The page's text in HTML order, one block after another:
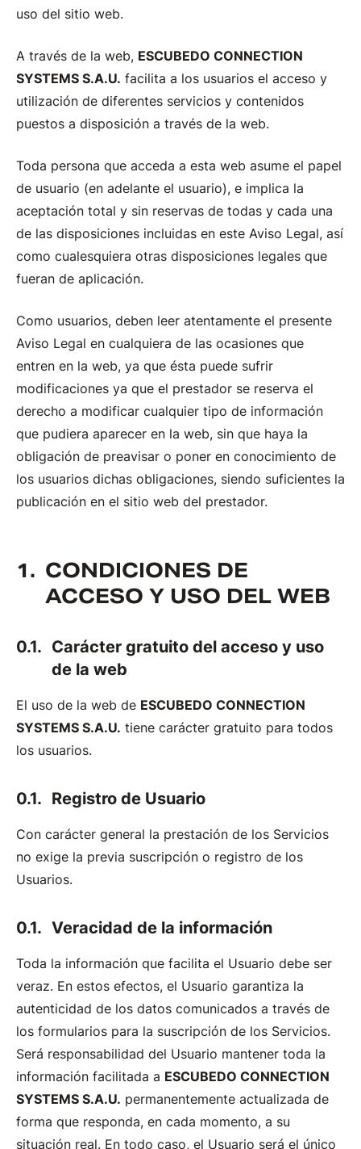
uso del sitio web.
A través de la web, ESCUBEDO CONNECTION
SYSTEMS S.A.U. facilita a los usuarios el acceso y
utilización de diferentes servicios y contenidos
puestos a disposición a través de la web.
Toda persona que acceda a esta web asume el papel
de usuario (en adelante el usuario), e implica la
aceptación total y sin reservas de todas y cada una
de las disposiciones incluidas en este Aviso Legal, así
como cualesquiera otras disposiciones legales que
fueran de aplicación.
Como usuarios, deben leer atentamente el presente
Aviso Legal en cualquiera de las ocasiones que
entren en la web, ya que ésta puede sufrir
modificaciones ya que el prestador se reserva el
derecho a modificar cualquier tipo de información
que pudiera aparecer en la web, sin que haya la
obligación de preavisar o poner en conocimiento de
los usuarios dichas obligaciones, siendo suficientes la
publicación en el sitio web del prestador.
CONDICIONES DE
ACCESO Y USO DEL WEB
Carácter gratuito del acceso y uso
de la web
El uso de la web de ESCUBEDO CONNECTION
SYSTEMS S.A.U. tiene carácter gratuito para todos
los usuarios.
Registro de Usuario
Con carácter general la prestación de los Servicios
no exige la previa suscripción o registro de los
Usuarios.
Veracidad de la información
Toda la información que facilita el Usuario debe ser
veraz. En estos efectos, el Usuario garantiza la
autenticidad de los datos comunicados a través de
los formularios para la suscripción de los Servicios.
Será responsabilidad del Usuario mantener toda la
información facilitada a ESCUBEDO CONNECTION
SYSTEMS S.A.U. permanentemente actualizada de
forma que responda, en cada momento, a su
situación real. En todo caso, el Usuario será el único